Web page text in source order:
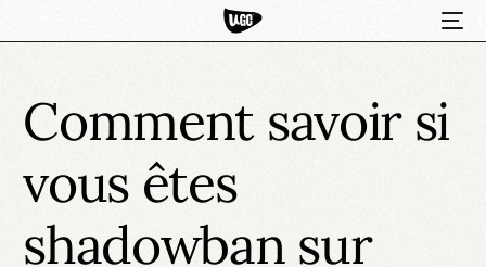
Comment savoir si
vous êtes
shadowban sur